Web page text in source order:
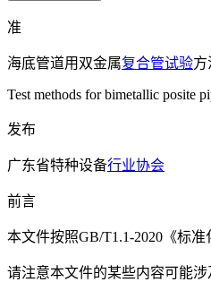
准
海底管道用双金属复合管试验方
Test methods for bimetallic posite
发布
广东省特种设备行业协会
前言
本文件按照GB/T1.1-2020《标
请注意本文件的某些内容可能